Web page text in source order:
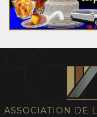
ASSOCIATION DE